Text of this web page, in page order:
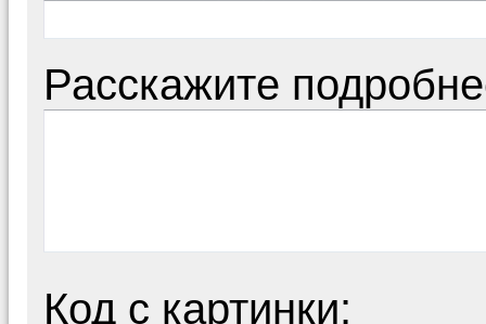
Расскажите
Код с картинки: